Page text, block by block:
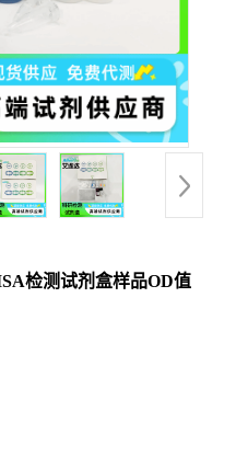
检测试剂盒样品OD值